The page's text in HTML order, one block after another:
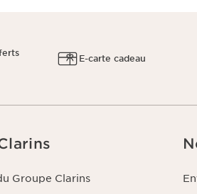
E-carte cadeau
Groupe Clarins